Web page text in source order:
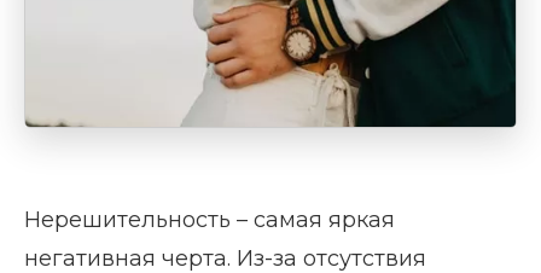
Нерешительность – самая яркая
негативная черта. Из-за отсутствия